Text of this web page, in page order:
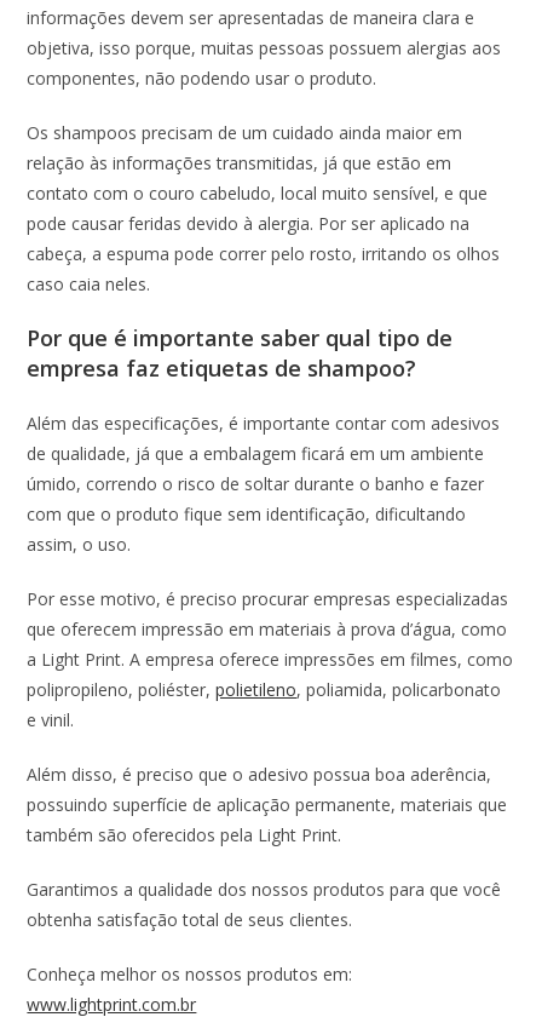
informações devem ser apresentadas de maneira clara e
objetiva, isso porque, muitas pessoas possuem alergias aos
componentes, não podendo usar o produto.
Os shampoos precisam de um cuidado ainda maior em
relação às informações transmitidas, já que estão em
contato com o couro cabeludo, local muito sensível, e que
pode causar feridas devido à alergia. Por ser aplicado na
cabeça, a espuma pode correr pelo rosto, irritando os olhos
caso caia neles.
Por que é importante saber qual tipo de
empresa faz etiquetas de shampoo?
Além das especificações, é importante contar com adesivos
de qualidade, já que a embalagem ficará em um ambiente
úmido, correndo o risco de soltar durante o banho e fazer
com que o produto fique sem identificação, dificultando
assim, o uso.
Por esse motivo, é preciso procurar empresas especializadas
que oferecem impressão em materiais à prova d’água, como
a Light Print. A empresa oferece impressões em filmes, como
polipropileno, poliéster,polietileno, poliamida, policarbonato
e vinil.
Além disso, é preciso que o adesivo possua boa aderência,
possuindo superfície de aplicação permanente, materiais que
também são oferecidos pela Light Print.
Garantimos a qualidade dos nossos produtos para que você
obtenha satisfação total de seus clientes.
Conheça melhor os nossos produtos em:
www.lightprint.com.br